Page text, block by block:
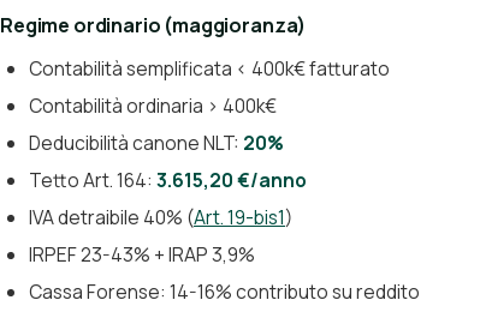
Regime ordinario (maggioranza)
Contabilità semplificata < 400k€ fatturato
Contabilità ordinaria > 400k€
Deducibilità canone NLT: 20%
Tetto Art. 164: 3.615,20 €/anno
IVA detraibile 40% (Art. 19-bis1)
IRPEF 23-43% + IRAP 3,9%
Cassa Forense: 14-16% contributo su reddito